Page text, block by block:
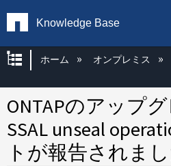
Knowledge Base
グローバル階層を
ホーム オンプレミス
ONTAPのアップ
SSAL unseal
トが報告されま